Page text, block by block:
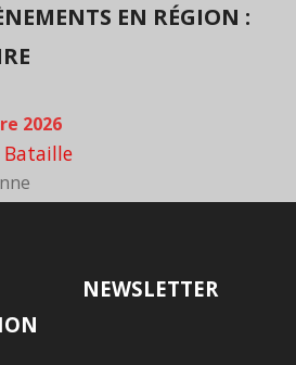
EN RÉGION :
2026
Bataille
NEWSLETTER